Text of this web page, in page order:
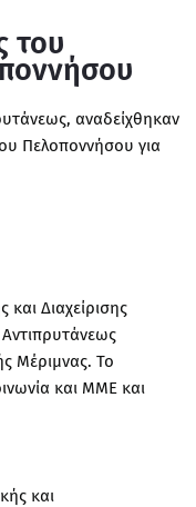
του
αναδείχθηκαν
Πελοποννήσου για
Διαχείρισης
Αντιπρυτάνεως
Μέριμνας. Το
και ΜΜΕ και
και